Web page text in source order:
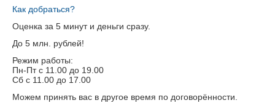
Как добраться?
Оценка за 5 минут и деньги сразу.
До 5 млн. рублей!
Режим работы:
Пн-Пт c 11.00 до 19.00
Сб с 11.00 до 17.00
Можем принять вас в другое время по договорённости.